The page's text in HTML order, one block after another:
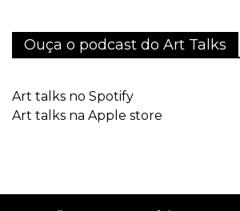
Ouça o podcast do Art Talks
Art talks no Spotify
Art talks na Apple store